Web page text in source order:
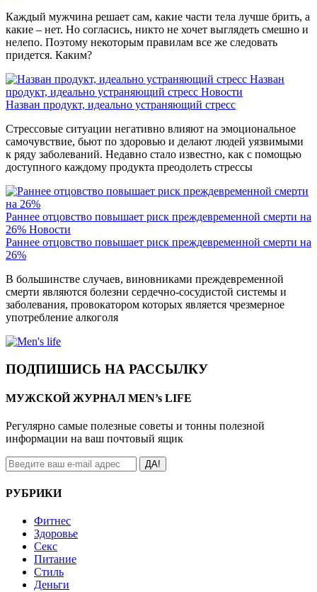
Каждый мужчина решает сам, какие части тела лучше брить, а
какие – нет. Но согласись, никто не хочет выглядеть смешно и
нелепо. Поэтому некоторым правилам все же следовать
придется. Каким?
Назван
продукт, идеально устраняющий стресс Новости
Назван продукт, идеально устраняющий стресс
Стрессовые ситуации негативно влияют на эмоциональное
самочувствие, бьют по здоровью и делают людей уязвимыми
к ряду заболеваний. Недавно стало известно, как с помощью
доступного каждому продукта преодолеть стрессы
Раннее отцовство повышает риск преждевременной смерти на
26% Новости
Раннее отцовство повышает риск преждевременной смерти на
26%
В большинстве случаев, виновниками преждевременной
смерти являются болезни сердечно-сосудистой системы и
заболевания, провокатором которых является чрезмерное
употребление алкоголя
ПОДПИШИСЬ НА РАССЫЛКУ
МУЖСКОЙ ЖУРНАЛ MEN’s LIFE
Регулярно самые полезные советы и тонны полезной
информации на ваш почтовый ящик
ДА!
РУБРИКИ
Фитнес
Здоровье
Секс
Питание
Стиль
Деньги